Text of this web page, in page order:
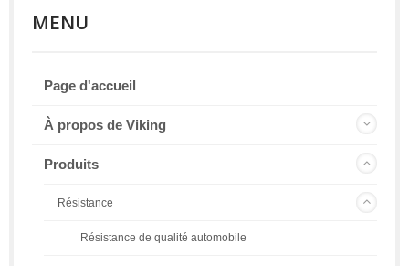
MENU
Page d'accueil
À propos de Viking
Produits
Résistance
Résistance de qualité automobile